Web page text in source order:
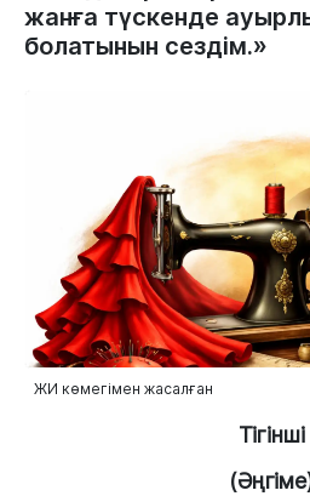
жанға түскенде
болатынын сездім.»
ЖИ көмегімен жасалған
Тігінші
(Әңгіме